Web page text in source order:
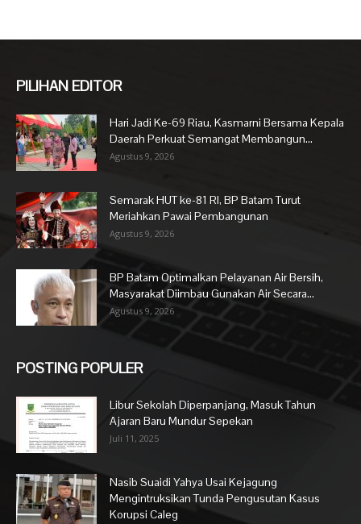
PILIHAN EDITOR
Hari Jadi Ke-69 Riau, Kasmarni Bersama Kepala
Daerah Perkuat Semangat Membangun...
Agustus 9, 2026
Semarak HUT ke-81 RI, BP Batam Turut
Meriahkan Pawai Pembangunan
Agustus 9, 2026
BP Batam Optimalkan Pelayanan Air Bersih,
Masyarakat Diimbau Gunakan Air Secara...
Agustus 9, 2026
POSTING POPULER
Libur Sekolah Diperpanjang, Masuk Tahun
Ajaran Baru Mundur Sepekan
Juli 11, 2025
Nasib Suaidi Yahya Usai Kejagung
Mengintruksikan Tunda Pengusutan Kasus
Korupsi Caleg